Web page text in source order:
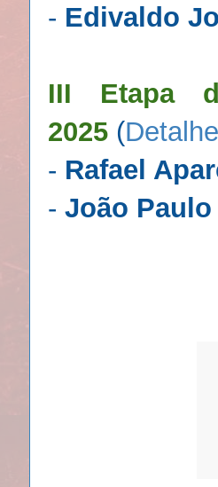
- Edivaldo
III Etapa
2025 (
- Rafael
- João